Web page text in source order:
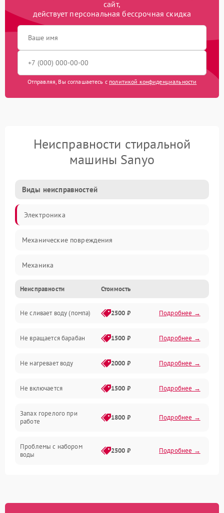
сайт,
действует персональная бессрочная скидка
Отправляя, Вы соглашаетесь с политикой конфиденциальности
Неисправности стиральной
машины Sanyo
Виды неисправностей
Электроника
Механические повреждения
Механика
Электропитание
Водоснабжение
Слив
Программное обеспечение
Неисправности Стоимость
Не сливает воду (помпа) 2500 ₽ Подробнее →
Не вращается барабан 1500 ₽ Подробнее →
Не нагревает воду 2000 ₽ Подробнее →
Не включается 1500 ₽ Подробнее →
Запах горелого при
работе
1800 ₽ Подробнее →
Проблемы с набором
воды
2500 ₽ Подробнее →
Замена платы управления 2200 ₽ Подробнее →